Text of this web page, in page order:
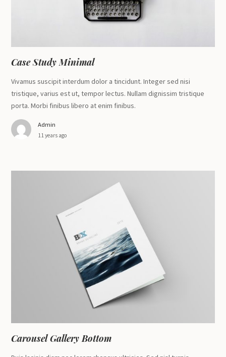
Case Study Minimal
Vivamus suscipit interdum dolor a tincidunt. Integer sed nisi
tristique, varius est ut, tempor lectus. Nullam dignissim tristique
porta. Morbi finibus libero at enim finibus.
Admin
11 years ago
Carousel Gallery Bottom